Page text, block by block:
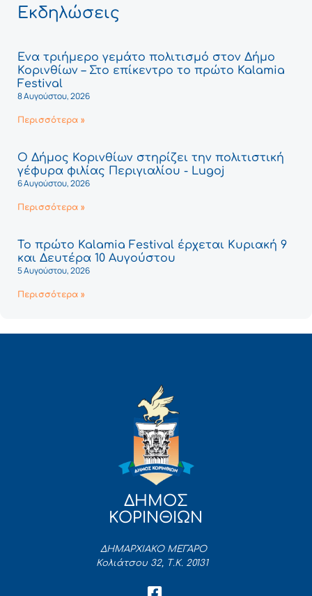
Εκδηλώσεις
Ένα τριήμερο γεμάτο πολιτισμό στον Δήμο
Κορινθίων – Στο επίκεντρο το πρώτο Kalamia
Festival
8 Αυγούστου, 2026
Περισσότερα »
Ο Δήμος Κορινθίων στηρίζει την πολιτιστική
γέφυρα φιλίας Περιγιαλίου - Lugoj
6 Αυγούστου, 2026
Περισσότερα »
Το πρώτο Kalamia Festival έρχεται Κυριακή 9
και Δευτέρα 10 Αυγούστου
5 Αυγούστου, 2026
Περισσότερα »
ΔΗΜΟΣ
ΚΟΡΙΝΘΙΩΝ
ΔΗΜΑΡΧΙΑΚΟ ΜΕΓΑΡΟ
Κολιάτσου 32, Τ.Κ. 20131